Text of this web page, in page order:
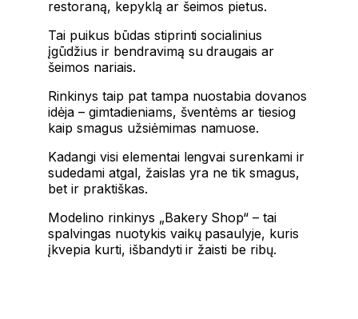
restoraną, kepyklą ar šeimos pietus.
Tai puikus būdas stiprinti socialinius
įgūdžius ir bendravimą su draugais ar
šeimos nariais.
Rinkinys taip pat tampa nuostabia dovanos
idėja – gimtadieniams, šventėms ar tiesiog
kaip smagus užsiėmimas namuose.
Kadangi visi elementai lengvai surenkami ir
sudedami atgal, žaislas yra ne tik smagus,
bet ir praktiškas.
Modelino rinkinys „Bakery Shop“ – tai
spalvingas nuotykis vaikų pasaulyje, kuris
įkvepia kurti, išbandyti ir žaisti be ribų.